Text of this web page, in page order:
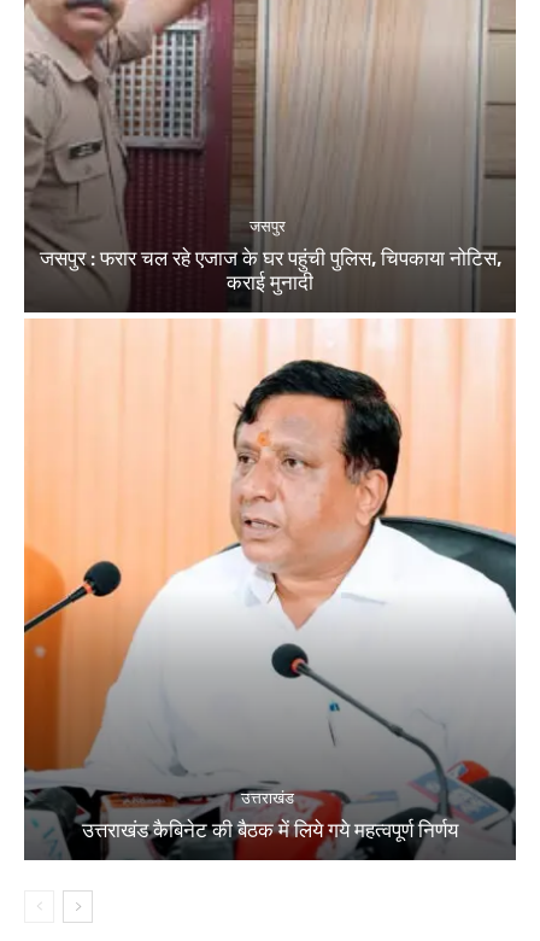
जसपुर
जसपुर : फरार चल रहे एजाज के घर पहुंची पुलिस, चिपकाया नोटिस,
कराई मुनादी
उत्तराखंड
उत्तराखंड कैबिनेट की बैठक में लिये गये महत्वपूर्ण निर्णय